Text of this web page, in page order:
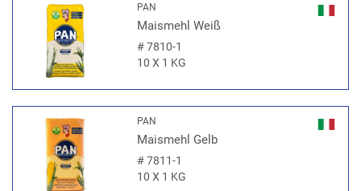
PAN
Maismehl Weiß
#7810-1
10 X 1 KG
PAN
Maismehl Gelb
#7811-1
10 X 1 KG